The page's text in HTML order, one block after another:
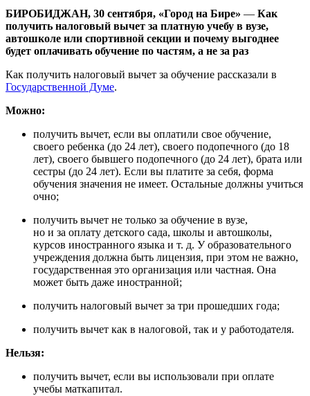
БИРОБИДЖАН, 30 сентября, «Город на Бире» — Как
получить налоговый вычет за платную учебу в вузе,
автошколе или спортивной секции и почему выгоднее
будет оплачивать обучение по частям, а не за раз
Как получить налоговый вычет за обучение рассказали в
Государственной Думе.
Можно:
получить вычет, если вы оплатили свое обучение,
своего ребенка (до 24 лет), своего подопечного (до 18
лет), своего бывшего подопечного (до 24 лет), брата или
сестры (до 24 лет). Если вы платите за себя, форма
обучения значения не имеет. Остальные должны учиться
очно;
получить вычет не только за обучение в вузе,
но и за оплату детского сада, школы и автошколы,
курсов иностранного языка и т. д. У образовательного
учреждения должна быть лицензия, при этом не важно,
государственная это организация или частная. Она
может быть даже иностранной;
получить налоговый вычет за три прошедших года;
получить вычет как в налоговой, так и у работодателя.
Нельзя:
получить вычет, если вы использовали при оплате
учебы маткапитал.